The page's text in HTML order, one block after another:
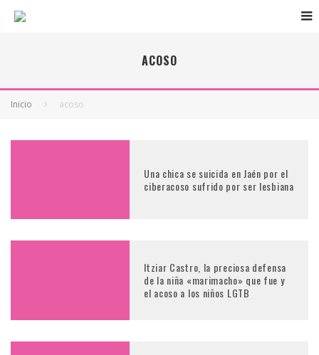
ACOSO
Inicio acoso
Una chica se suicida en Jaén por el
ciberacoso sufrido por ser lesbiana
Itziar Castro, la preciosa defensa
de la niña «marimacho» que fue y
el acoso a los niños LGTB